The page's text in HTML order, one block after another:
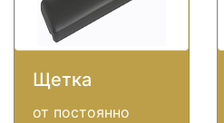
Щетка
от постоянно